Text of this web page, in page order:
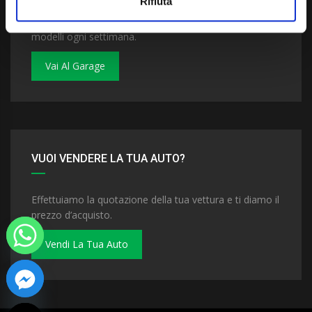
Dai un'occhiata al nostro garage. Troverai nuovi
modelli ogni settimana.
Vai Al Garage
VUOI VENDERE LA TUA AUTO?
Effettuiamo la quotazione della tua vettura e ti diamo il
prezzo d’acquisto.
Vendi La Tua Auto